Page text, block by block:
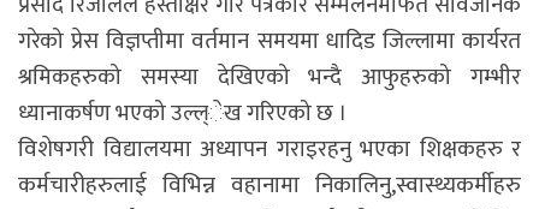
गरेको प्रेस विज्ञप्तीमा वर्तमान समयमा धादिड जिल्लामा कार्यरत
श्रमिकहरुको समस्या देखिएको भन्दै आफुहरुको गम्भीर
ध्यानाकर्षण भएको उल्ल्ेख गरिएको छ ।
विशेषगरी विद्यालयमा अध्यापन गराइरहनु भएका शिक्षकहरु र
कर्मचारीहरुलाई विभिन्न वहानामा निकालिनु,स्वास्थ्यकर्मीहरु